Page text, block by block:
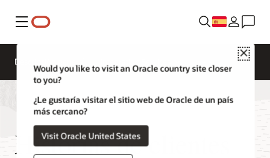
Menú
Close
Would you like to visit an Oracle country site closer
to you?
¿Le gustaría visitar el sitio web de Oracle de un país
más cercano?
Visit Oracle United States
Descripción general
Historias de clientes